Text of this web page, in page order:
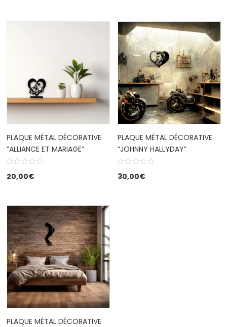
PLAQUE MÉTAL DÉCORATIVE
“ALLIANCE ET MARIAGE”
20,00€
PLAQUE MÉTAL DÉCORATIVE
“JOHNNY HALLYDAY”
30,00€
PLAQUE MÉTAL DÉCORATIVE